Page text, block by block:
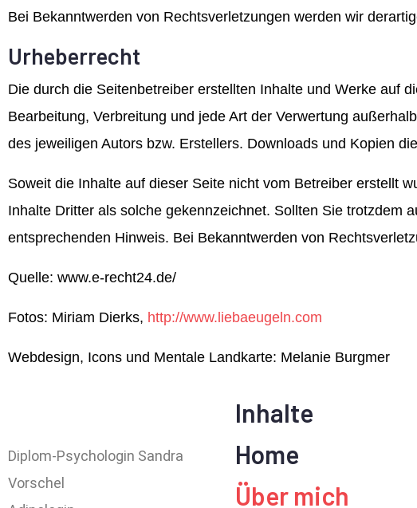
Bei Bekanntwerden von Rechtsverletzungen werden wir
Urheberrecht
Die durch die Seitenbetreiber erstellten Inhalte und Werke auf
Bearbeitung, Verbreitung und jede Art der Verwertung
des jeweiligen Autors bzw. Erstellers. Downloads und Kopien
Soweit die Inhalte auf dieser Seite nicht vom Betreiber erstellt
Inhalte Dritter als solche gekennzeichnet. Sollten Sie trotzdem
entsprechenden Hinweis. Bei Bekanntwerden von
Quelle: www.e-recht24.de/
Fotos: Miriam Dierks, http://www.liebaeugeln.com
Webdesign, Icons und Mentale Landkarte: Melanie Burgmer
Diplom-Psychologin Sandra
Vorschel
Inhalte
Home
Über mich